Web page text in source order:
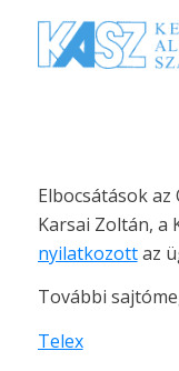
Elbocsátások
Karsai Zoltán, a
nyilatkozottaz
További
Telex